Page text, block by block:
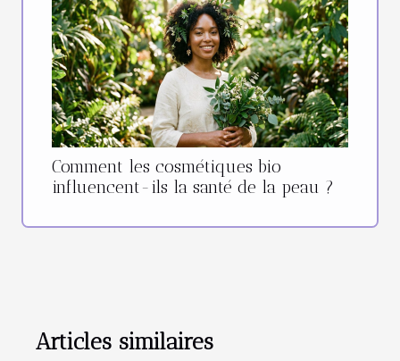
Comment les cosmétiques bio
influencent-ils la santé de la peau ?
Articles similaires